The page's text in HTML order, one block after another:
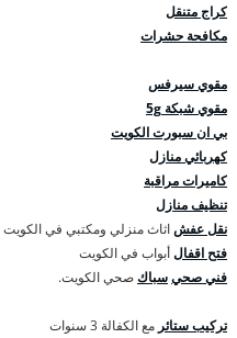
كراج متنقل
مكافحة حشرات
مقوي سيرفس
مقوي شبكة 5g
بي ان سبورت الكويت
كهربائي منازل
كاميرات مراقبة
تنظيف منازل
نقل عفشاثاث منزلي ومكتبي في الكويت
فتح اقفالأبواب في الكويت
فني صحيسباك صحي الكويت.
تركيب ستائر مع الكفالة 3 سنوات